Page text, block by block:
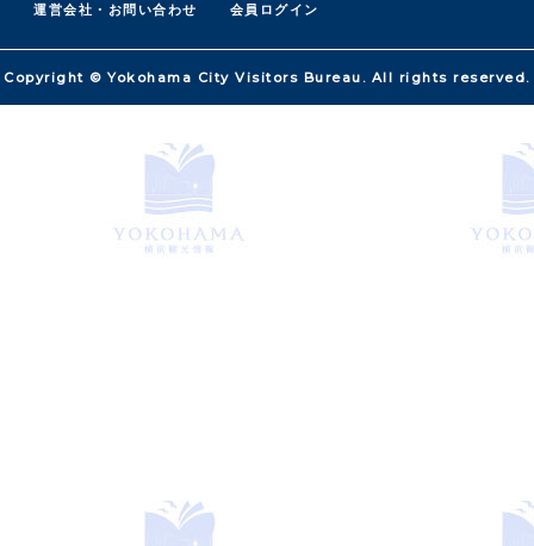
運営会社・お問い合わせ 会員ログイン
Copyright © Yokohama City Visitors Bureau. All rights reserved.